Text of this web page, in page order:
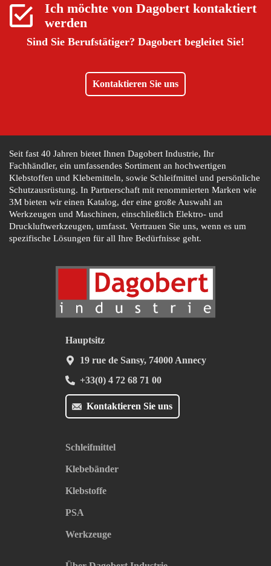
Ich möchte von Dagobertkontaktiert
werden
Sind Sie Berufstätiger? Dagobert begleitet Sie!
Kontaktieren Sie uns
Seit fast 40 Jahren bietet Ihnen Dagobert Industrie, Ihr
Fachhändler, ein umfassendes Sortiment an hochwertigen
Klebstoffen und Klebemitteln, sowie Schleifmittel und persönliche
Schutzausrüstung. In Partnerschaft mit renommierten Marken wie
3M bieten wir einen Katalog, der eine große Auswahl an
Werkzeugen und Maschinen, einschließlich Elektro- und
Druckluftwerkzeugen, umfasst. Vertrauen Sie uns, wenn es um
spezifische Lösungen für all Ihre Bedürfnisse geht.
Kontaktieren Sie uns
Hauptsitz
19 rue de Sansy, 74000 Annecy
+33(0) 4 72 68 71 00
Schleifmittel
Klebebänder
Klebstoffe
PSA
Werkzeuge